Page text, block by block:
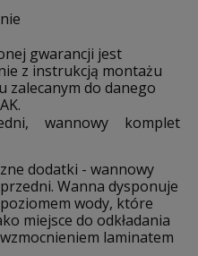
gwarancji jest
z instrukcją montażu
zalecanym do danego
wannowy komplet
dodatki - wannowy
Wanna dysponuje
wody, które
miejsce do odkładania
laminatem